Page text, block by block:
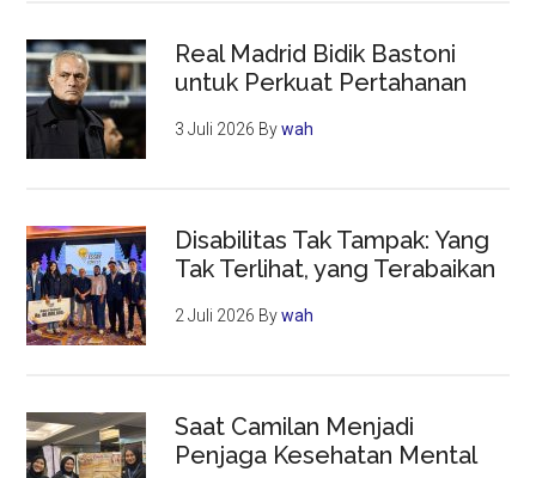
Real Madrid Bidik Bastoni
untuk Perkuat Pertahanan
3 Juli 2026 Bywah
Disabilitas Tak Tampak: Yang
Tak Terlihat, yang Terabaikan
2 Juli 2026 Bywah
Saat Camilan Menjadi
Penjaga Kesehatan Mental